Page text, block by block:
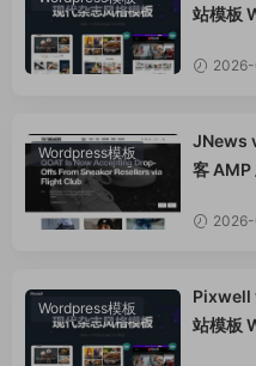
v3.29.2 / v3.29.1 /
/3.27.x /3.26.3 强大先进
公司主题模板外贸跨境电
/v3.32.1/ v3.31.0 /
v3.29.2 / v3.29.1 /
成器插件 wp响应式主题
公司主题模板外贸跨境电
v4.1.2/v4.1.1/v4.0.4 /
/v3.32.1/ v3.31.0 /
插件wordpress主题模板
成器插件 wp响应式主题
公司主题模板外贸跨境电
s*******登录了本站
v*******下载了资源
/v6.3.12 高级自定义字段
Wordpress插件ACF PRO
站模板
健康、
Wordpress模板
JNews
客 AMP
Wordpress模板
Pixwell
站模板